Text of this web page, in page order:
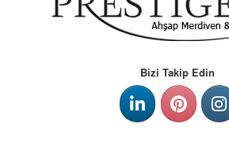
Bizi Takip Edin